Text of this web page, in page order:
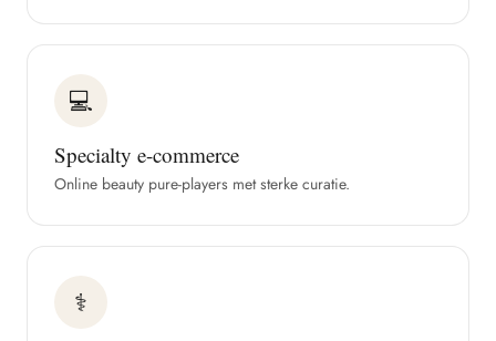
💻
Specialty e-commerce
Online beauty pure-players met sterke curatie.
⚕